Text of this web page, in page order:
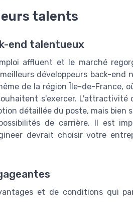
talents
end talentueux
affluent et le marché
développeurs back-end
de la région Île-de-France,
s'exercer. L'attractivité
détaillée du poste, mais bien
de carrière. Il est
devrait choisir votre
et de conditions qui